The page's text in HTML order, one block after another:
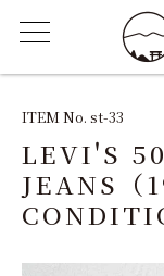
FEATURE
ARCHIVE
ITEM No. st-33
LEVI'S
JEANS（